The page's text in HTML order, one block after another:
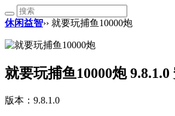
休闲益智›› 就要玩捕鱼10000炮
就要玩捕鱼10000炮 9.8.1.0
版本：9.8.1.0